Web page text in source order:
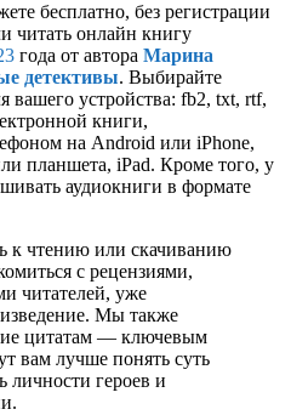
бесплатно, без регистрации
читать онлайн книгу
года от автора Марина
детективы. Выбирайте
вашего устройства: fb2, txt, rtf,
книги,
на Android или iPhone,
планшета, iPad. Кроме того, у
аудиокниги в формате
к чтению или скачиванию
с рецензиями,
читателей, уже
Мы также
цитатам — ключевым
вам лучше понять суть
личности героев и